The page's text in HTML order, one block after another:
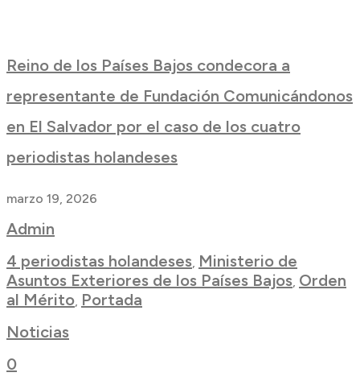
Reino de los Países Bajos condecora a
representante de Fundación Comunicándonos
en El Salvador por el caso de los cuatro
periodistas holandeses
marzo 19, 2026
Admin
4 periodistas holandeses, Ministerio de
Asuntos Exteriores de los Países Bajos, Orden
al Mérito, Portada
Noticias
0